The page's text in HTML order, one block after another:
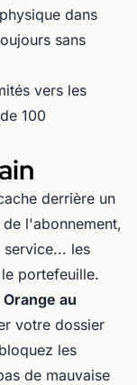
dans
sans
vers les
100
derrière un
l'abonnement,
les
portefeuille.
au
votre dossier
les
de mauvaise